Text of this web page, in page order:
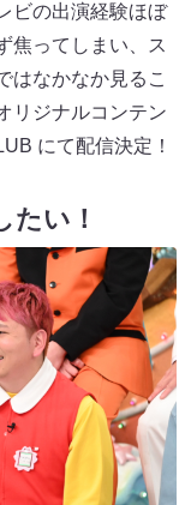
ビの出演経験ほぼ
焦ってしまい、ス
はなかなか見るこ
リジナルコンテン
にて配信決定！
たい！